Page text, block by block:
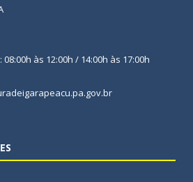
às 12:00h / 14:00h às 17:00h